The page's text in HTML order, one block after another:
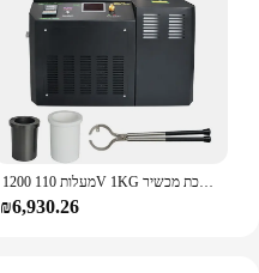
1200 מעלות 110V 1KG התכה אינדוקציה תנור דוד עם מים קירור מערכת עבור זהב רסיס נחושת ליהוק, להתכת מכשיר
₪6,930.26